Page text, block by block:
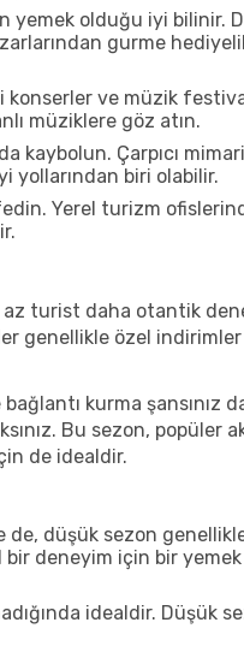
olduğu iyi bilinir.
gurme
konserler ve müzik
müziklere göz atın.
kaybolun. Çarpıcı
yollarından biri olabilir.
Yerel turizm
az turist daha otantik
genellikle özel
kurma şansınız
Bu sezon, popüler
de idealdir.
düşük sezon genellikle
deneyim için bir
idealdir. Düşük